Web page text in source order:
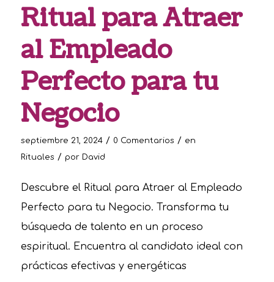
Ritual para Atraer
al Empleado
Perfecto para tu
Negocio
septiembre 21, 2024 / 0 Comentarios / en
Rituales / por David
Descubre el Ritual para Atraer al Empleado
Perfecto para tu Negocio. Transforma tu
búsqueda de talento en un proceso
espiritual. Encuentra al candidato ideal con
prácticas efectivas y energéticas